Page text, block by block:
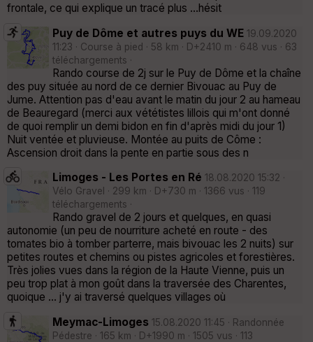
frontale, ce qui explique un tracé plus ...hésit
Puy de Dôme et autres puys du WE 19.09.2020
11:23 · Course à pied · 58 km · D+2410 m · 648 vus · 63
téléchargements ·
Rando course de 2j sur le Puy de Dôme et la chaîne
des puy située au nord de ce dernier Bivouac au Puy de
Jume. Attention pas d'eau avant le matin du jour 2 au hameau
de Beauregard (merci aux vététistes lillois qui m'ont donné
de quoi remplir un demi bidon en fin d'après midi du jour 1)
Nuit ventée et pluvieuse. Montée au puits de Côme :
Ascension droit dans la pente en partie sous des n
Limoges - Les Portes en Ré 18.08.2020 15:32 ·
Vélo Gravel · 299 km · D+730 m · 1366 vus · 119
téléchargements ·
Rando gravel de 2 jours et quelques, en quasi
autonomie (un peu de nourriture acheté en route - des
tomates bio à tomber parterre, mais bivouac les 2 nuits) sur
petites routes et chemins ou pistes agricoles et forestières.
Très jolies vues dans la région de la Haute Vienne, puis un
peu trop plat à mon goût dans la traversée des Charentes,
quoique ... j'y ai traversé quelques villages où
Meymac-Limoges 15.08.2020 11:45 · Randonnée
Pédestre · 165 km · D+1990 m · 1505 vus · 113